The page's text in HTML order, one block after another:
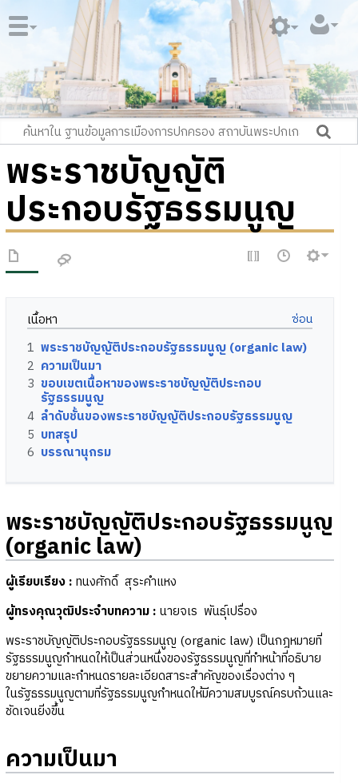
พระราชบัญญัติ
ประกอบรัฐธรรมนูญ
เนื้อหา
1 พระราชบัญญัติประกอบรัฐธรรมนูญ (organic law)
2 ความเป็นมา
3 ขอบเขตเนื้อหาของพระราชบัญญัติประกอบ
รัฐธรรมนูญ
4 ลำดับชั้นของพระราชบัญญัติประกอบรัฐธรรมนูญ
5 บทสรุป
6 บรรณานุกรม
พระราชบัญญัติประกอบรัฐธรรมนูญ
(organic law)
ผู้เรียบเรียง : ทนงศักดิ์ สุระคำแหง
ผู้ทรงคุณวุฒิประจำบทความ : นายจเร พันธุ์เปรื่อง
พระราชบัญญัติประกอบรัฐธรรมนูญ (organic law) เป็นกฎหมายที่
รัฐธรรมนูญกำหนดให้เป็นส่วนหนึ่งของรัฐธรรมนูญที่ทำหน้าที่อธิบาย
ขยายความและกำหนดรายละเอียดสาระสำคัญของเรื่องต่าง ๆ
ในรัฐธรรมนูญตามที่รัฐธรรมนูญกำหนดให้มีความสมบูรณ์ครบถ้วนและ
ชัดเจนยิ่งขึ้น
ความเป็นมา